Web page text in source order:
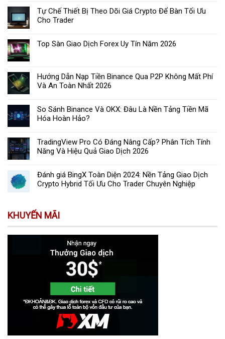
Tự Chế Thiết Bị Theo Dõi Giá Crypto Để Bàn Tối Ưu
Cho Trader
Top Sàn Giao Dịch Forex Uy Tín Năm 2026
Hướng Dẫn Nạp Tiền Binance Qua P2P Không Mất Phí
Và An Toàn Nhất 2026
So Sánh Binance Và OKX: Đâu Là Nền Tảng Tiền Mã
Hóa Hoàn Hảo?
TradingView Pro Có Đáng Nâng Cấp? Phân Tích Tính
Năng Và Hiệu Quả Giao Dịch 2026
Đánh giá BingX Toàn Diện 2024: Nền Tảng Giao Dịch
Crypto Hybrid Tối Ưu Cho Trader Chuyên Nghiệp
KHUYẾN MÃI